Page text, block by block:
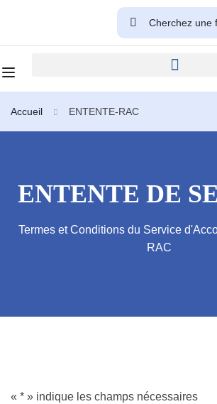
Accueil ENTENTE-RAC
ENTENTE DE
Termes et Conditions du Service
RAC
« * » indique les champs nécessaires